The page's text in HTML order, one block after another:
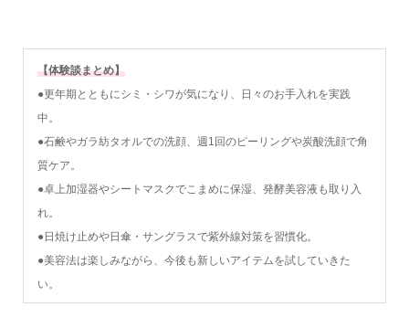
【体験談まとめ】
●更年期とともにシミ・シワが気になり、日々のお手入れを実践
中。
●石鹸やガラ紡タオルでの洗顔、週1回のピーリングや炭酸洗顔で角
質ケア。
●卓上加湿器やシートマスクでこまめに保湿、発酵美容液も取り入
れ。
●日焼け止めや日傘・サングラスで紫外線対策を習慣化。
●美容法は楽しみながら、今後も新しいアイテムを試していきた
い。